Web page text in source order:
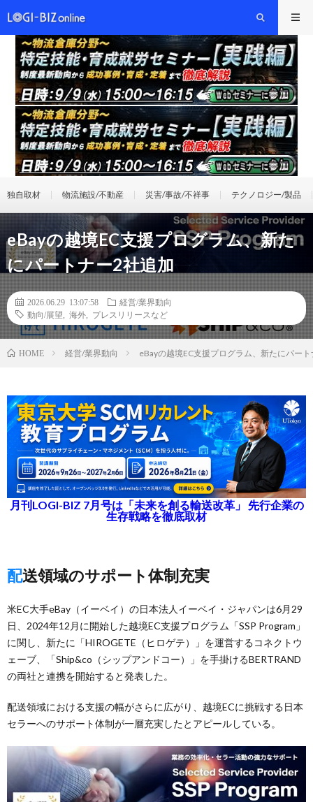
独自取材 物流施設/不動産 災害/事故/不祥事 テクノロジー/製品
eBayの越境EC支援プログラム、新た
にパートナー2社追加
2026.06.29 13:07:58
経営/業界動向
動向/展望
海外 プレスリリースなど
HOME 経営/業界動向 eBayの越境EC支援プログラム、新たにパー
月刊LOGI-BIZ 7月号は「未来を創る輸送改革」 先行企業の
生存戦略を徹底取材
配送領域のサポート体制充実
米EC大手eBay（イーベイ）の日本法人イーベイ・ジャパンは6月29
日、2024年12月に開始した越境EC支援プログラム「SSP Program」
に関し、新たに「HIROGETE（ヒロゲテ）」を運営するコネクトウ
ェーブ、「Ship&co（シップアンドコー）」を手掛けるBERTRAND
の両社と連携を開始すると発表した。
配送領域における支援の幅がさらに広がり、越境ECに挑戦する日本
セラーへのサポート体制が一層充実したとアピールしている。